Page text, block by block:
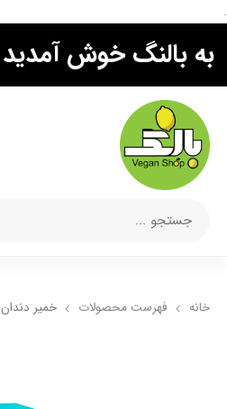
.
به بالنگ خوش آمدید
خانه فهرست محصولات خمیر دندان whitening آلفادنت (سفید کننده)